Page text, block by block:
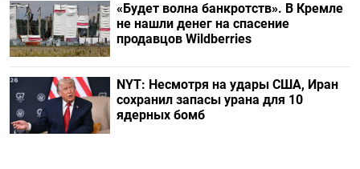
«Будет волна банкротств». В Кремле
не нашли денег на спасение
продавцов Wildberries
NYT: Несмотря на удары США, Иран
сохранил запасы урана для 10
ядерных бомб